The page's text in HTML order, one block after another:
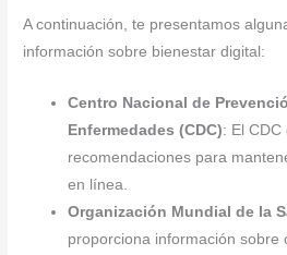
A continuación, te presentamos
información sobre bienestar digital:
Centro Nacional de
Enfermedades (CDC): El
recomendaciones para
en línea.
Organización Mundial de la
proporciona información sobre